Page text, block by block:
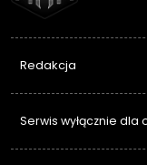
Redakcja
Serwis wyłącznie